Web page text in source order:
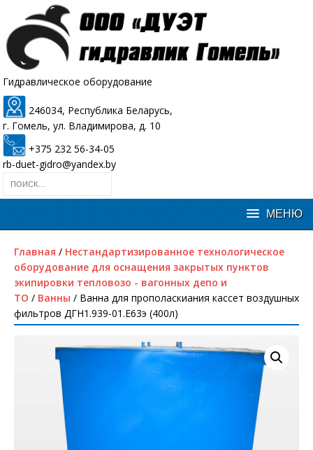
Гидравлическое оборудование
246034, Республика Беларусь,
г. Гомель, ул. Владимирова, д. 10
+375 232 56-34-05
rb-duet-gidro@yandex.by
Главная / Нестандартизированное технологическое
оборудование для оснащения закрытых пунктов
экипировки тепловозо - вагонных депо и
ТО / Ванны / Ванна для прополаскиания кассет воздушных
фильтров ДГН1.939-01.Е63э (400л)